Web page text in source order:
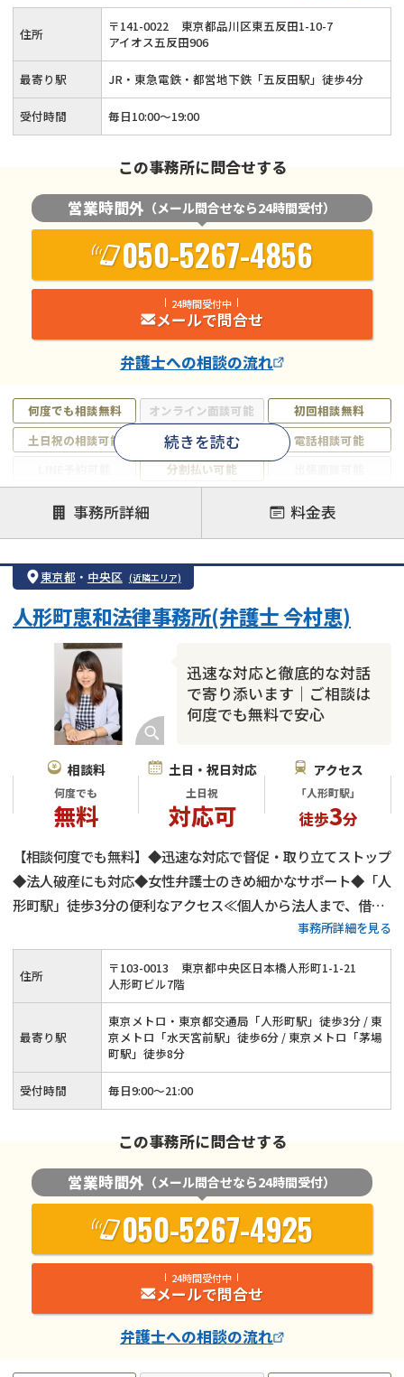
都営地下鉄「五反田駅」から徒歩4分◆プライバシーに配慮し
たご対応
何度でも相談無料 オンライン面談可能
初回相談無料
土日祝の相談可能
19時以降電話可能
電話相談可能
分割払い可能
借金返済相談・交渉
自己破産
任意整理
個人再生
時効援用
会社破産・法人破産
住宅ローン
消費者金融・サラ金
カードローン
続きを読む
住所 〒141-0022
東京都品川区東五反田1-10-7
アイオス五反田906
最寄り駅 JR・東急電鉄・都営地下鉄「五反田駅」徒歩4分
受付時間 毎日10:00～19:00
この事務所に問合せする
営業時間外 （メール問合せなら24時間受付）
050-5267-4856
24時間受付中
メールで問合せ
弁護士への相談の流れ
事務所詳細 料金表
東京都 ・ 中央区 (近隣エリア)
迅速な対応と徹底的な対話
で寄り添います｜ご相談は
何度でも無料で安心
人形町恵和法律事務所(弁護士 今村恵)
相談料
何度でも
無料
土日・祝日対応
土日祝
対応可
アクセス
「人形町駅」
徒歩3分
【相談何度でも無料】◆迅速な対応で督促・取り立てストップ
◆法人破産にも対応◆女性弁護士のきめ細かなサポート◆「人
形町駅」徒歩3分の便利なアクセス≪個人から法人まで、借金
事務所詳細を見る
住所 〒103-0013
東京都中央区日本橋人形町1-1-21
人形町ビル7階
最寄り駅
東京メトロ・東京都交通局「人形町駅」徒歩3分 / 東
京メトロ「水天宮前駅」徒歩6分 / 東京メトロ「茅場
町駅」徒歩8分
受付時間 毎日9:00〜21:00
この事務所に問合せする
営業時間外 （メール問合せなら24時間受付）
050-5267-4925
24時間受付中
メールで問合せ
弁護士への相談の流れ